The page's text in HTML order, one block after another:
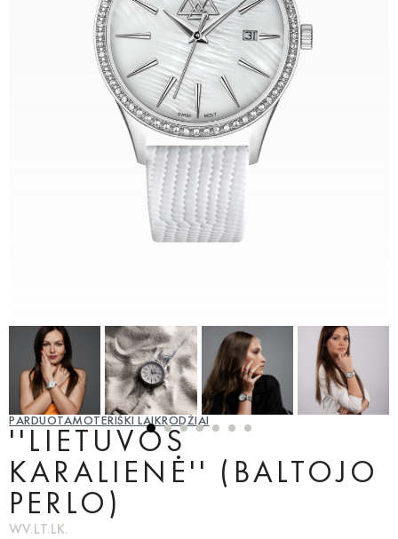
PARDUOTAMOTERIŠKI LAIKRODŽIAI
''LIETUVOS
KARALIENĖ'' (BALTOJO
PERLO)
WV.LT.LK.